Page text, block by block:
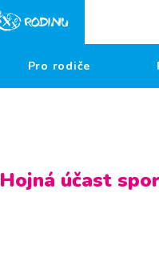
Pro rodiče
Hojná účast